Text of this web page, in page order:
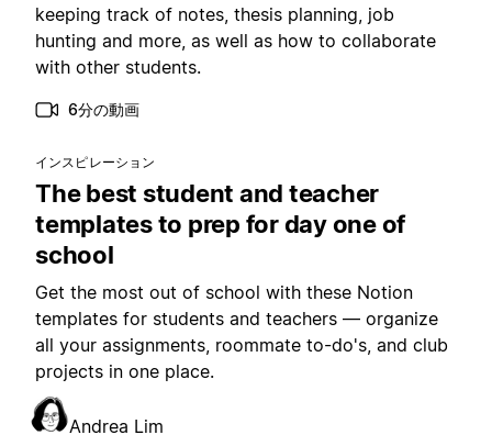
keeping track of notes, thesis planning, job
hunting and more, as well as how to collaborate
with other students.
6分の動画
インスピレーション
The best student and teacher
templates to prep for day one of
school
Get the most out of school with these Notion
templates for students and teachers — organize
all your assignments, roommate to-do's, and club
projects in one place.
Andrea Lim